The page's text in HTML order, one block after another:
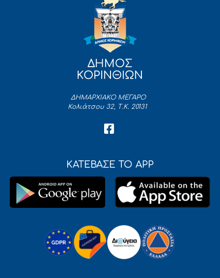
ΔΗΜΟΣ
ΚΟΡΙΝΘΙΩΝ
ΔΗΜΑΡΧΙΑΚΟ ΜΕΓΑΡΟ
Κολιάτσου 32, Τ.Κ. 20131
ΚΑΤΕΒΑΣΕ ΤΟ APP